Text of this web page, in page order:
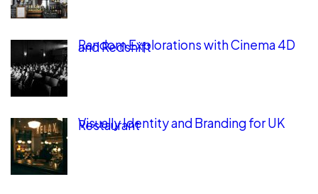
Random Explorations with Cinema 4D
and Redshift
Visually Identity and Branding for UK
Restaurant